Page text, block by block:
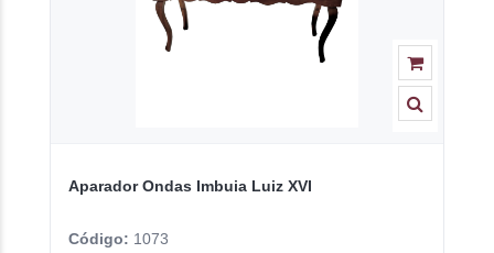
Aparador Ondas Imbuia Luiz XVI
Código: 1073